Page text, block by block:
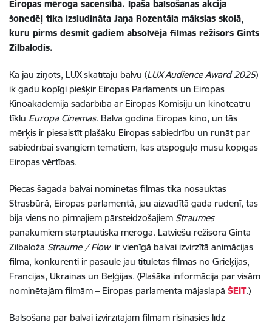
Eiropas mēroga sacensībā. Īpaša balsošanas akcija
šonedēļ tika izsludināta Jaņa Rozentāla mākslas skolā,
kuru pirms desmit gadiem absolvēja filmas režisors Gints
Zilbalodis.
Kā jau ziņots, LUX skatītāju balvu (LUX Audience Award 2025)
ik gadu kopīgi piešķir Eiropas Parlaments un Eiropas
Kinoakadēmija sadarbībā ar Eiropas Komisiju un kinoteātru
tīklu Europa Cinemas. Balva godina Eiropas kino, un tās
mērķis ir piesaistīt plašāku Eiropas sabiedrību un runāt par
sabiedrībai svarīgiem tematiem, kas atspoguļo mūsu kopīgās
Eiropas vērtības.
Piecas šāgada balvai nominētās filmas tika nosauktas
Strasbūrā, Eiropas parlamentā, jau aizvadītā gada rudenī, tas
bija viens no pirmajiem pārsteidzošajiem Straumes
panākumiem starptautiskā mērogā. Latviešu režisora Ginta
Zilbaloža Straume / Flowir vienīgā balvai izvirzītā animācijas
filma, konkurenti ir pasaulē jau titulētas filmas no Grieķijas,
Francijas, Ukrainas un Beļģijas. (Plašāka informācija par visām
nominētajām filmām – Eiropas parlamenta mājaslapā ŠEIT.)
Balsošana par balvai izvirzītajām filmām risināsies līdz